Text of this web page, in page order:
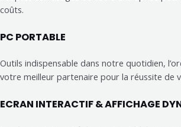
coûts.
PC PORTABLE
Outils indispensable dans notre quotidien,
votre meilleur partenaire pour la réussite de
ECRAN INTERACTIF & AFFICHAGE